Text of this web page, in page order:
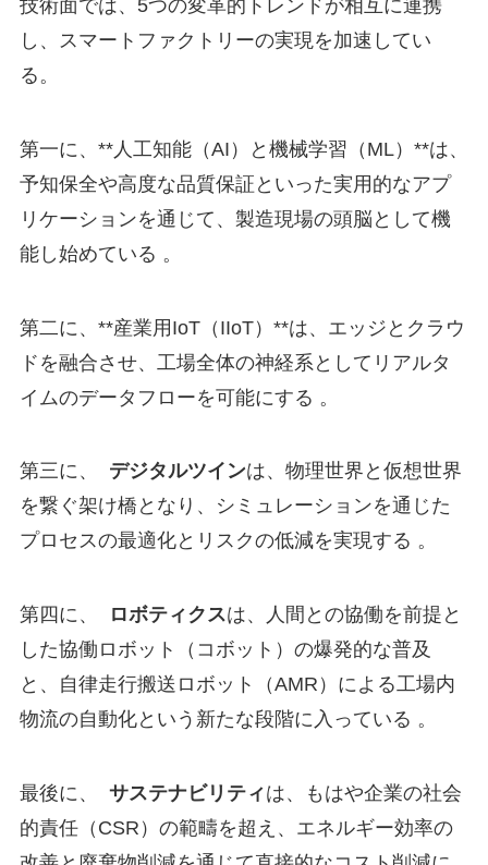
技術面では、5つの変革的トレンドが相互に連携
し、スマートファクトリーの実現を加速してい
る。
第一に、**人工知能（AI）と機械学習（ML）**は、
予知保全や高度な品質保証といった実用的なアプ
リケーションを通じて、製造現場の頭脳として機
能し始めている 。
第二に、**産業用IoT（IIoT）**は、エッジとクラウ
ドを融合させ、工場全体の神経系としてリアルタ
イムのデータフローを可能にする 。
第三に、 デジタルツインは、物理世界と仮想世界
を繋ぐ架け橋となり、シミュレーションを通じた
プロセスの最適化とリスクの低減を実現する 。
第四に、 ロボティクスは、人間との協働を前提と
した協働ロボット（コボット）の爆発的な普及
と、自律走行搬送ロボット（AMR）による工場内
物流の自動化という新たな段階に入っている 。
最後に、 サステナビリティは、もはや企業の社会
的責任（CSR）の範疇を超え、エネルギー効率の